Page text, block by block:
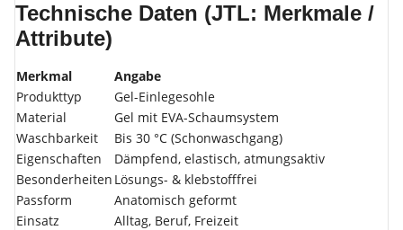
Technische Daten (JTL: Merkmale /
Attribute)
Merkmal
Angabe
Produkttyp
Gel-Einlegesohle
Material
Gel mit EVA-Schaumsystem
Waschbarkeit
Bis 30 °C (Schonwaschgang)
Eigenschaften
Dämpfend, elastisch, atmungsaktiv
Besonderheiten Lösungs- & klebstofffrei
Passform
Anatomisch geformt
Einsatz
Alltag, Beruf, Freizeit